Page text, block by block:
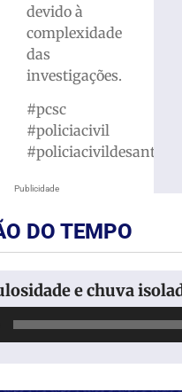
Publicidade
devido à
complexidade
das
investigações.
#pcsc
#policiacivil
DO TEMPO
e chuva